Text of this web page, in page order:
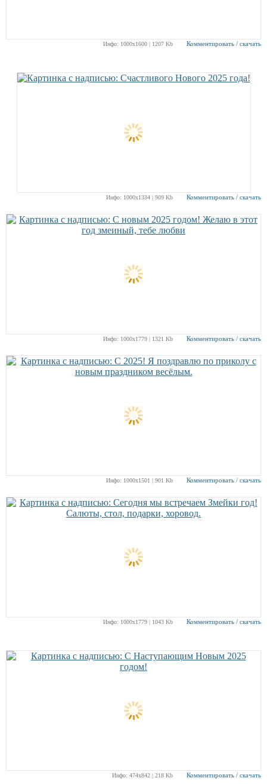
Инфо: 1000х1600 | 1207 Kb Комментировать / скачать
Инфо: 1000х1334 | 909 Kb Комментировать / скачать
Инфо: 1000х1779 | 1321 Kb Комментировать / скачать
Инфо: 1000х1501 | 901 Kb Комментировать / скачать
Инфо: 1000х1779 | 1043 Kb Комментировать / скачать
Инфо: 474х842 | 218 Kb Комментировать / скачать